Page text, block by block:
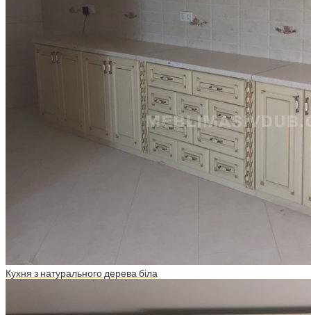
Кухня з натурального дерева біла